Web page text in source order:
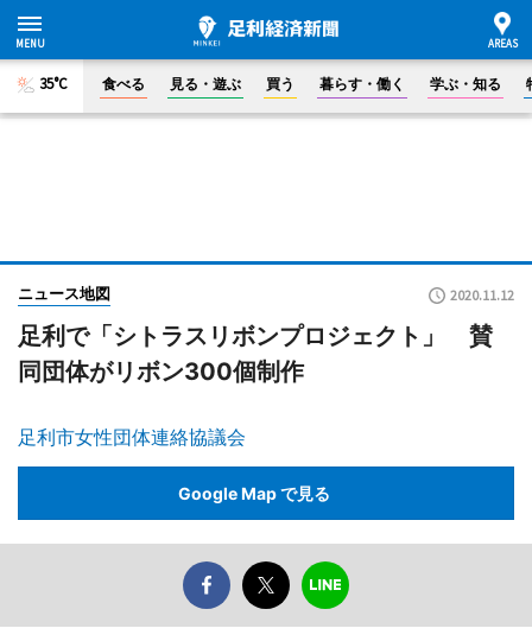
35°C 食べる 見る・遊ぶ 買う 暮らす・働く 学ぶ・知る
ニュース地図 2020.11.12
足利で「シトラスリボンプロジェクト」 賛
同団体がリボン300個制作
足利市女性団体連絡協議会
Google Map で見る